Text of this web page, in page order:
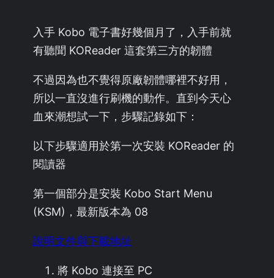
入手 Kobo 電子書好幾個月了，入手前就
有聽聞 KOReader 這套第三方的韌體
不過因為也不覺得原廠韌體哪裡不好用，
所以一直沒進行刷機的動作。直到今天心
血來潮想試一下，步驟記錄如下：
以下步驟適用於第一次安裝 KOReader 的
閱讀器
第一個部分是安裝 Kobo Start Menu
(KSM)，最新版本為 08
說明文件與下載地址
將 Kobo 連接至 PC